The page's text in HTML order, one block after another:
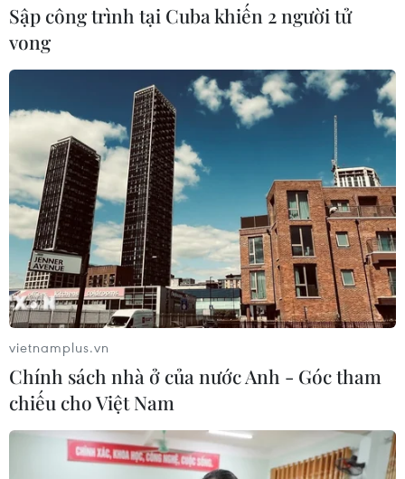
#Dư luận xã hội
#Nghiên cứu dư luận xã hội
#Ban Tuyên giáo Trung ương
#Kết luận số 100- KL/TW
TP. Hải Phòng
Sập công trình tại Cuba khiến 2 người tử
vong
vietnamplus.vn
Chính sách nhà ở của nước Anh - Góc tham
chiếu cho Việt Nam